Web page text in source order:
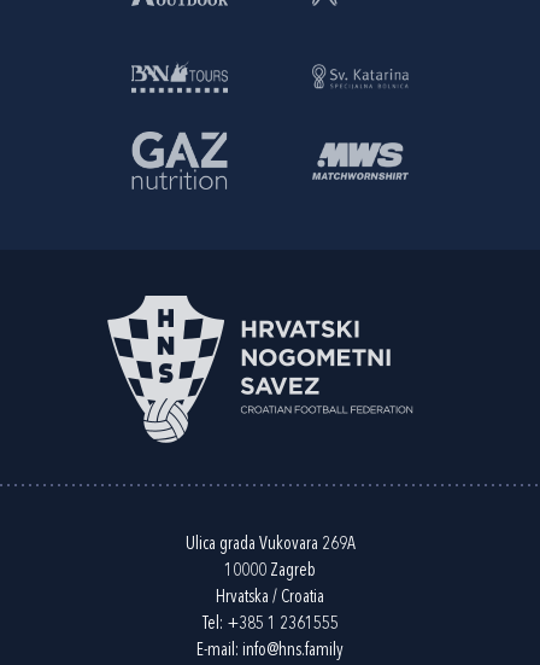
Ulica grada Vukovara 269A
10000 Zagreb
Hrvatska / Croatia
Tel: +385 1 2361555
E-mail: info@hns.family